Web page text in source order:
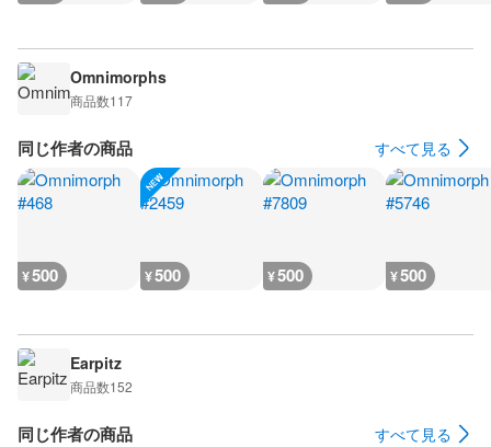
Omnimorphs
商品数117
同じ作者の商品 すべて見る
¥500 ¥500 ¥500 ¥500
Earpitz
商品数152
同じ作者の商品 すべて見る